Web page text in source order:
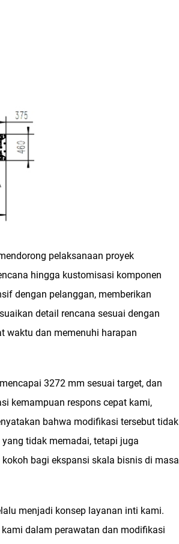
pelaksanaan proyek
hingga kustomisasi komponen
dengan pelanggan, memberikan
detail rencana sesuai dengan
waktu dan memenuhi harapan
3272 mm sesuai target, dan
kemampuan respons cepat kami,
bahwa modifikasi tersebut tidak
tidak memadai, tetapi juga
bagi ekspansi skala bisnis di masa
menjadi konsep layanan inti kami.
dalam perawatan dan modifikasi